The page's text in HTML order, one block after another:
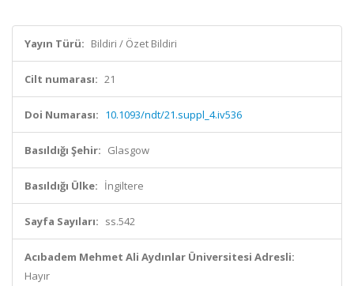
Yayın Türü: Bildiri / Özet Bildiri
Cilt numarası: 21
Doi Numarası: 10.1093/ndt/21.suppl_4.iv536
Basıldığı Şehir: Glasgow
Basıldığı Ülke: İngiltere
Sayfa Sayıları: ss.542
Acıbadem Mehmet Ali Aydınlar Üniversitesi Adresli:
Hayır